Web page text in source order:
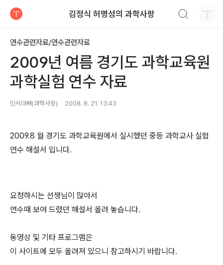
김정식 허명성의 과학사랑
연수관련자료/연수관련자료
2009년 여름 경기도 과학교육원
과학실험 연수 자료
민서아빠(과학사랑) 2008. 8. 21. 13:43
2009.8 월 경기도 과학교육원에서 실시했던 중등 과학교사 실험
연수 해설서 입니다.
요청하시는 선생님이 많아서
연수때 보여 드렸던 해설서 올려 놓습니다.
동영상 및 기타 프로그램은
이 사이트에 모두 올려져 있으니 참고하시기 바랍니다.